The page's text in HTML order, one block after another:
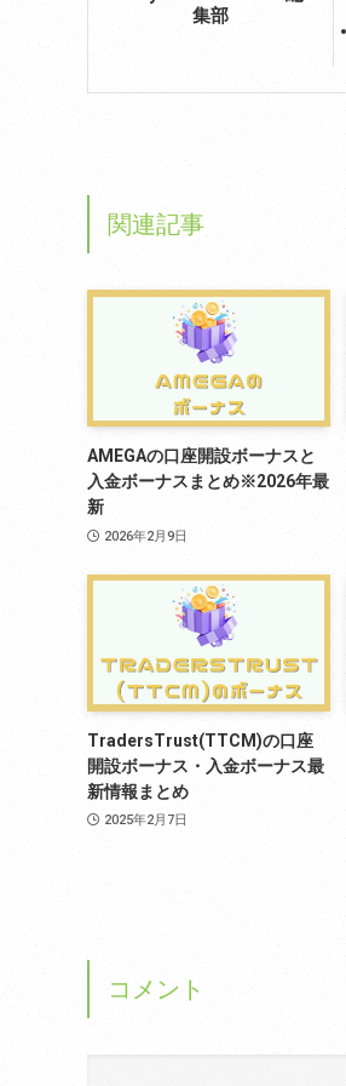
集部
関連記事
AMEGAの口座開設ボーナスと
入金ボーナスまとめ※2026年最
新
2026年2月9日
TradersTrust(TTCM)の口座
開設ボーナス・入金ボーナス最
新情報まとめ
2025年2月7日
コメント